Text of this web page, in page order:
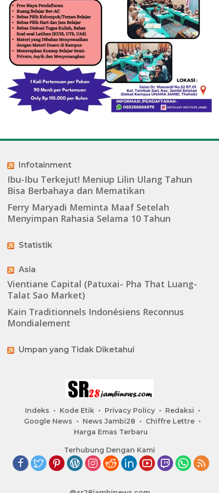
Infotainment
Ibu-Ibu Terkejut! Meniup Lilin Ulang Tahun
Bisa Berbahaya dan Mematikan
Ferry Maryadi Meminta Maaf Setelah
Menyimpan Rahasia Selama 10 Tahun
Statistik
Asia
Vientiane Capital (Patuxai- Pha That Luang-
Talat Sao Market)
Kain Traditionnels Indonésiens Reconnus
Mondialement
Umpan yang Tidak Diketahui
Indeks Kode Etik Privacy Policy
Redaksi
Google News
News Jambi28
Chiffre Lettre
Harga Emas Terbaru
Terhubung Dengan Kami